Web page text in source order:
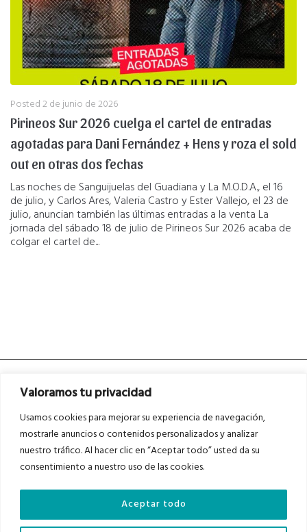
Valoramos tu privacidad
Usamos cookies para mejorar su experiencia de navegación,
mostrarle anuncios o contenidos personalizados y analizar
nuestro tráfico. Al hacer clic en “Aceptar todo” usted da su
consentimiento a nuestro uso de las cookies.
Aceptar todo
Posted2 de junio de 2026
Pirineos Sur 2026 cuelga el cartel de entradas
agotadas para Dani Fernández + Hens y roza el sold
out en otras dos fechas
Las noches de Sanguijuelas del Guadiana y La M.O.D.A., el 16
de julio, y Carlos Ares, Valeria Castro y Ester Vallejo, el 23 de
julio, anuncian también las últimas entradas a la venta La
jornada del sábado 18 de julio de Pirineos Sur 2026 acaba de
colgar el cartel de...
Asociados a
Auditados por